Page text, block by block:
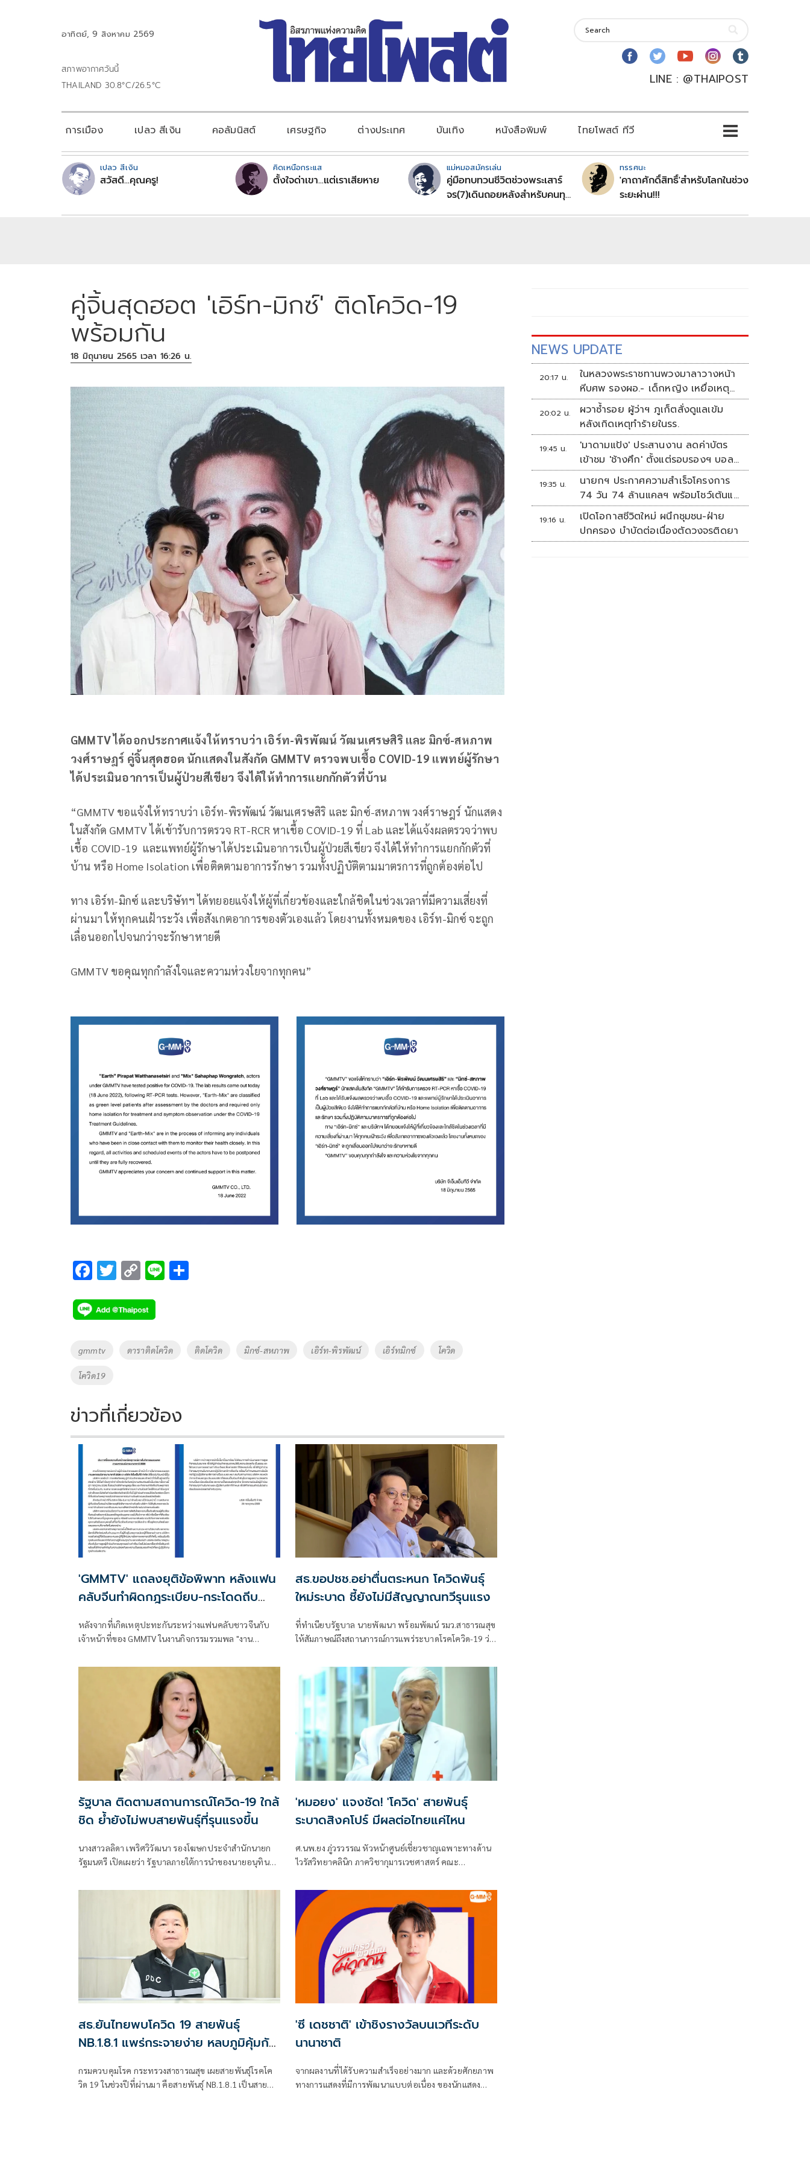
อาทิตย์, 9 สิงหาคม 2569
สภาพอากาศวันนี้
THAILAND 30.8°C/26.5°C
LINE : @THAIPOST
การเมือง เปลว สีเงิน คอลัมนิสต์ เศรษฐกิจ ต่างประเทศ บันเทิง หนังสือพิมพ์ ไทยโพสต์ ทีวี
เปลว สีเงิน
สวัสดี...คุณครู!
คิดเหนือกระแส
ตั้งใจด่าเขา...แต่เราเสียหาย
แม่หมอสมัครเล่น
คู่มือทบทวนชีวิตช่วงพระเสาร์
จร(7)เดินถอยหลังสำหรับคนทุก
ทรรศนะ
'คาถาศักดิ์สิทธิ์'สำหรับโลกในช่วง
ระยะผ่าน!!!
คู่จิ้นสุดฮอต 'เอิร์ท-มิกซ์' ติดโควิด-19
พร้อมกัน
18 มิถุนายน 2565 เวลา 16:26 น.
GMMTV ได้ออกประกาศแจ้งให้ทราบว่า เอิร์ท-พิรพัฒน์ วัฒนเศรษสิริ และ มิกซ์-สหภาพ
วงศ์ราษฎร์ คู่จิ้นสุดฮอต นักแสดงในสังกัด GMMTV ตรวจพบเชื้อ COVID-19 แพทย์ผู้รักษา
ได้ประเมินอาการเป็นผู้ป่วยสีเขียว จึงได้ให้ทำการแยกกักตัวที่บ้าน
“GMMTV ขอแจ้งให้ทราบว่า เอิร์ท-พิรพัฒน์ วัฒนเศรษสิริ และ มิกซ์-สหภาพ วงศ์ราษฎร์ นักแสดง
ในสังกัด GMMTV ได้เข้ารับการตรวจ RT-RCR หาเชื้อ COVID-19 ที่ Lab และได้แจ้งผลตรวจว่าพบ
เชื้อ COVID-19 และแพทย์ผู้รักษาได้ประเมินอาการเป็นผู้ป่วยสีเขียว จึงได้ให้ทำการแยกกักตัวที่
บ้าน หรือ Home Isolation เพื่อติดตามอาการรักษา รวมทั้งปฏิบัติตามมาตรการที่ถูกต้องต่อไป
ทาง เอิร์ท-มิกซ์ และบริษัทฯ ได้ทยอยแจ้งให้ผู้ที่เกี่ยวข้องและใกล้ชิดในช่วงเวลาที่มีความเสี่ยงที่
ผ่านมา ให้ทุกคนเฝ้าระวัง เพื่อสังเกตอาการของตัวเองแล้ว โดยงานทั้งหมดของ เอิร์ท-มิกซ์ จะถูก
เลื่อนออกไปจนกว่าจะรักษาหายดี
GMMTV ขอคุณทุกกำลังใจและความห่วงใยจากทุกคน”
F
e
b
o
o
k
T
tt
er
C
p
y
Li
Li
Tags
gmmtv ดาราติดโควิด ติดโควิด มิกซ์-สหภาพ เอิร์ท-พิรพัฒน์ เอิร์ทมิกซ์ โควิด
โควิด19
ข่าวที่เกี่ยวข้อง
'GMMTV' แถลงยุติข้อพิพาท หลังแฟน
คลับจีนทำผิดกฎระเบียบ-กระโดดถีบ
หลังจากที่เกิดเหตุปะทะกันระหว่างแฟนคลับชาวจีนกับ
เจ้าหน้าที่ของ GMMTV ในงานกิจกรรมรวมพล "งาน
หนึ่งทำผิดกฎระเบียบของงาน โดยแฟนคลับชาวไทยหลาย
คนมีการโพสต์ถึงเหตุการร์ดังกล่าวเต็มโซเชียล
สธ.ขอปชช.อย่าตื่นตระหนก โควิดพันธุ์
ใหม่ระบาด ชี้ยังไม่มีสัญญาณทวีรุนแรง
ที่ทําเนียบรัฐบาล นายพัฒนา พร้อมพัฒน์ รมว.สาธารณสุข
ให้สัมภาษณ์ถึงสถานการณ์การแพร่ระบาดโรคโควิด-19 ว่า
รัฐบาล ติดตามสถานการณ์โควิด-19 ใกล้
ชิด ย้ำยังไม่พบสายพันธุ์ที่รุนแรงขึ้น
นางสาวลลิดา เพริศวิวัฒนา รองโฆษกประจำสำนักนายก
รัฐมนตรี เปิดเผยว่า รัฐบาลภายใต้การนำของนายอนุทิน
'หมอยง' แจงชัด! 'โควิด' สายพันธุ์
ระบาดสิงคโปร์ มีผลต่อไทยแค่ไหน
ศ.นพ.ยง ภู่วรวรรณ หัวหน้าศูนย์เชี่ยวชาญเฉพาะทางด้าน
ไวรัสวิทยาคลินิก ภาควิชากุมารเวชศาสตร์ คณะ
สธ.ยันไทยพบโควิด 19 สายพันธุ์
NB.1.8.1 แพร่กระจายง่าย หลบภูมิคุ้มกัน
กรมควบคุมโรค กระทรวงสาธารณสุข เผยสายพันธุ์โรคโค
วิด 19 ในช่วงปีที่ผ่านมา คือสายพันธุ์ NB.1.8.1 เป็นสาย
'ซี เดชชาติ' เข้าชิงรางวัลบนเวทีระดับ
นานาชาติ
จากผลงานที่ได้รับความสำเร็จอย่างมาก และด้วยศักยภาพ
ทางการแสดงที่มีการพัฒนาแบบต่อเนื่อง ของนักแสดง
NEWS UPDATE
20:17 น.
ในหลวงพระราชทานพวงมาลาวางหน้า
หีบศพ รองผอ.- เด็กหญิง เหยื่อเหตุก
ราดยิง
20:02 น.
ผวาซ้ำรอย ผู้ว่าฯ ภูเก็ตสั่งดูแลเข้ม
หลังเกิดเหตุทำร้ายในรร.
19:45 น.
'มาดามแป้ง' ประสานงาน ลดค่าบัตร
เข้าชม 'ช้างศึก' ตั้งแต่รอบรองฯ บอล
อาเซียน
19:35 น.
นายกฯ ประกาศความสำเร็จโครงการ
74 วัน 74 ล้านแคลฯ พร้อมโชว์เต้นแอ
โรบิก
19:16 น.
เปิดโอกาสชีวิตใหม่ ผนึกชุมชน-ฝ่าย
ปกครอง บำบัดต่อเนื่องตัดวงจรติดยา